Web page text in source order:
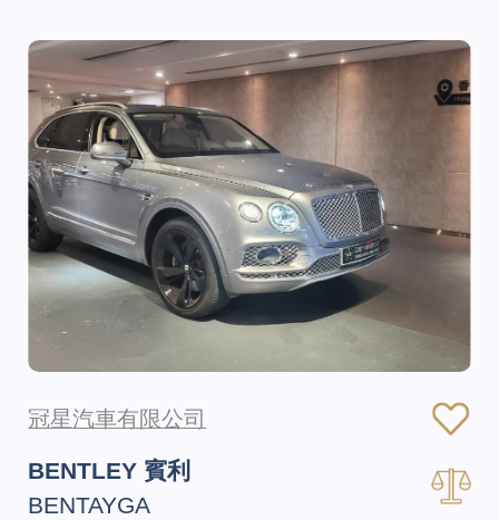
冠星汽車有限公司
BENTLEY 賓利
BENTAYGA